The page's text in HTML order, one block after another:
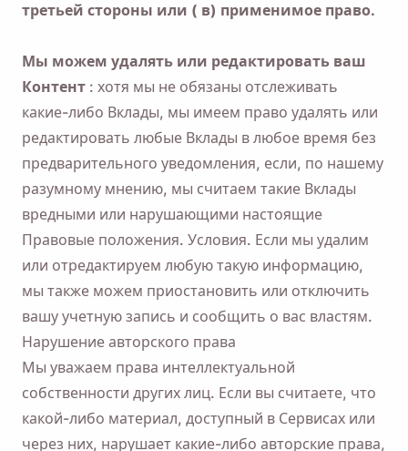
третьей стороны или ( в) применимое право.
Мы можем удалять или редактировать ваш
Контент : хотя мы не обязаны отслеживать
какие-либо Вклады, мы имеем право удалять или
редактировать любые Вклады в любое время без
предварительного уведомления, если, по нашему
разумному мнению, мы считаем такие Вклады
вредными или нарушающими настоящие
Правовые положения. Условия. Если мы удалим
или отредактируем любую такую ​​информацию,
мы также можем приостановить или отключить
вашу учетную запись и сообщить о вас властям.
Нарушение авторского права
Мы уважаем права интеллектуальной
собственности других лиц. Если вы считаете, что
какой-либо материал, доступный в Сервисах или
через них, нарушает какие-либо авторские права,